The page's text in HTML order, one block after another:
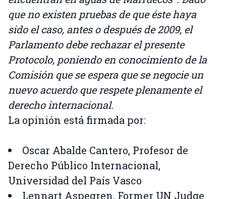
que no existen pruebas de que éste haya
sido el caso, antes o después de 2009, el
Parlamento debe rechazar el presente
Protocolo, poniendo en conocimiento de la
Comisión que se espera que se negocie un
nuevo acuerdo que respete plenamente el
derecho internacional.
La opinión está firmada por:
Oscar Abalde Cantero, Profesor de
Derecho Público Internacional,
Universidad del País Vasco
Lennart Aspegren, Former UN Judge